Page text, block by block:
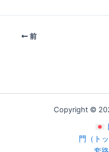
i
前
Copyright ©
門（ト